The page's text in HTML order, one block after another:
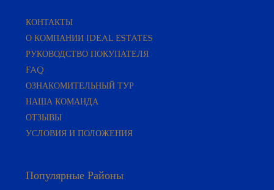
О КОМПАНИИ IDEAL ESTATES
РУКОВОДСТВО ПОКУПАТЕЛЯ​
FAQ
ОЗНАКОМИТЕЛЬНЫЙ ТУР
НАША КОМАНДА
ОТЗЫВЫ
УСЛОВИЯ И ПОЛОЖЕНИЯ